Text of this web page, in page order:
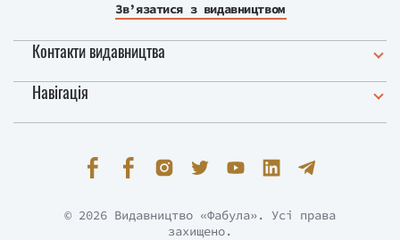
Зв’язатися з видавництвом
Контакти видавництва
Навігація
© 2026 Видавництво «Фабула». Усі права
захищено.